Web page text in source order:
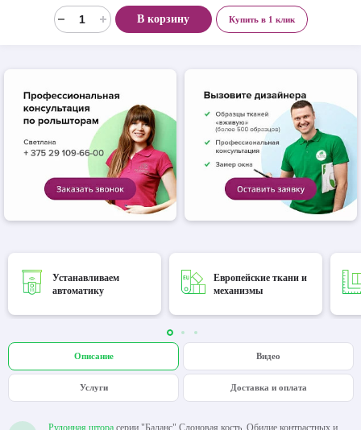
В корзину Купить в 1 клик
Устанавливаем
автоматику
Европейские ткани и
механизмы
Описание Видео
Услуги Доставка и оплата